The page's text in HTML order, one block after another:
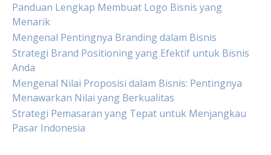
Panduan Lengkap Membuat Logo Bisnis yang
Menarik
Mengenal Pentingnya Branding dalam Bisnis
Strategi Brand Positioning yang Efektif untuk Bisnis
Anda
Mengenal Nilai Proposisi dalam Bisnis: Pentingnya
Menawarkan Nilai yang Berkualitas
Strategi Pemasaran yang Tepat untuk Menjangkau
Pasar Indonesia